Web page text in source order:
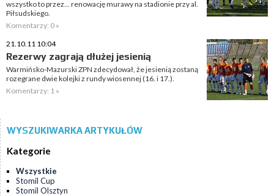
wszystko to przez... renowację murawy na stadionie przy al.
Piłsudskiego.
Komentarzy: 0 »
21.10.11 10:04
Rezerwy zagrają dłużej jesienią
Warmińsko-Mazurski ZPN zdecydował, że jesienią zostaną
rozegrane dwie kolejki z rundy wiosennej (16. i 17.).
Komentarzy: 1 »
WYSZUKIWARKA ARTYKUŁÓW
Kategorie
Wszystkie
Stomil Cup
Stomil Olsztyn